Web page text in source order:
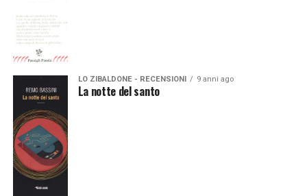
LO ZIBALDONE - RECENSIONI 9 anni ago
La notte del santo